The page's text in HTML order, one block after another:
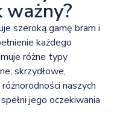
szeroką gamę bram i
każdego
różne typy
skrzydłowe,
naszych
jego oczekiwania